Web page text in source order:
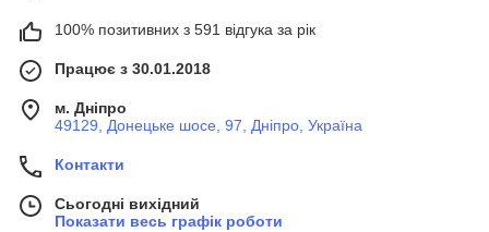
100% позитивних з 591 відгука за рік
Працює з 30.01.2018
м. Дніпро
49129, Донецьке шосе, 97, Дніпро, Україна
Контакти
Сьогодні вихідний
Показати весь графік роботи